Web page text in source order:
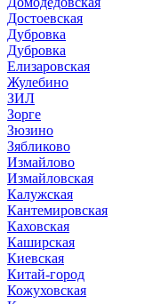
Достоевская
Дубровка
Дубровка
Елизаровская
Жулебино
ЗИЛ
Зорге
Зюзино
Зябликово
Измайлово
Измайловская
Калужская
Кантемировская
Каховская
Каширская
Киевская
Китай-город
Кожуховская